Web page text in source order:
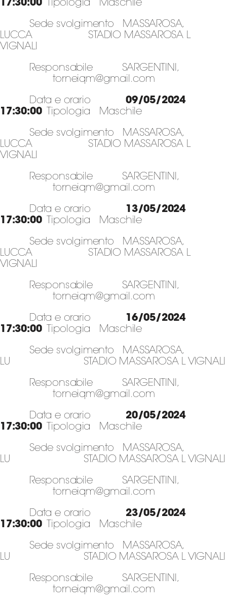
17:30:00Tipologia Maschile
Sede svolgimento MASSAROSA,
LUCCA STADIO MASSAROSA L
VIGNALI
Responsabile SARGENTINI,
torneiqm@gmail.com
Data e orario 09/05/2024
17:30:00Tipologia Maschile
Sede svolgimento MASSAROSA,
LUCCA STADIO MASSAROSA L
VIGNALI
Responsabile SARGENTINI,
torneiqm@gmail.com
Data e orario 13/05/2024
17:30:00Tipologia Maschile
Sede svolgimento MASSAROSA,
LUCCA STADIO MASSAROSA L
VIGNALI
Responsabile SARGENTINI,
torneiqm@gmail.com
Data e orario 16/05/2024
17:30:00Tipologia Maschile
Sede svolgimento MASSAROSA,
LU STADIO MASSAROSA L VIGNALI
Responsabile SARGENTINI,
torneiqm@gmail.com
Data e orario 20/05/2024
17:30:00Tipologia Maschile
Sede svolgimento MASSAROSA,
LU STADIO MASSAROSA L VIGNALI
Responsabile SARGENTINI,
torneiqm@gmail.com
Data e orario 23/05/2024
17:30:00Tipologia Maschile
Sede svolgimento MASSAROSA,
LU STADIO MASSAROSA L VIGNALI
Responsabile SARGENTINI,
torneiqm@gmail.com